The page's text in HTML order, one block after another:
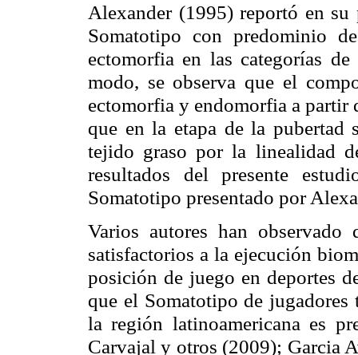
Alexander (1995) reportó en
Somatotipo con predominio
ectomorfia en las categorías
modo, se observa que el
ectomorfia y endomorfia a partir
que en la etapa de la pubertad
tejido graso por la linealidad
resultados del presente
Somatotipo presentado por
Varios autores han
satisfactorios a la ejecución
posición de juego en deportes
que el Somatotipo de
la región latinoamericana es
Carvajal y otros (2009); Garcia